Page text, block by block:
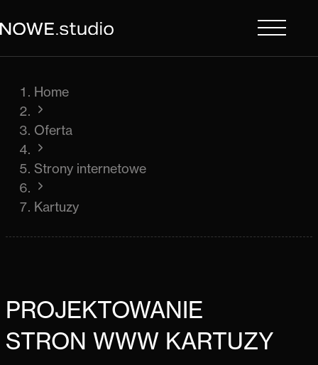
Home
Oferta
Strony internetowe
Kartuzy
PROJEKTOWANIE
STRON WWW KARTUZY